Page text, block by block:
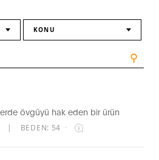
KONU
⚲
övgüyü hak eden bir ürün
| BEDEN: 54 ·